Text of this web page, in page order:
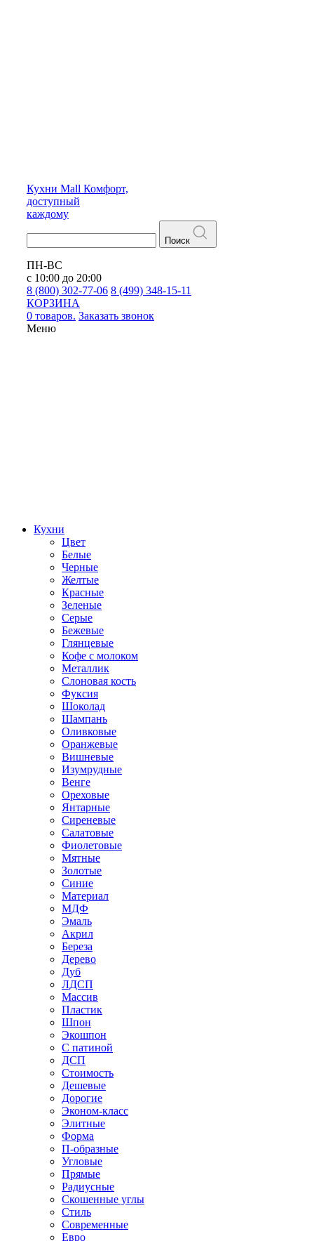
Кухни Mall Комфорт,
доступный
каждому
Поиск
ПН-ВС
с 10:00 до 20:00
8 (800) 302-77-06 8 (499) 348-15-11
КОРЗИНА
0 товаров. Заказать звонок
Меню
Кухни
Цвет
Белые
Черные
Желтые
Красные
Зеленые
Серые
Бежевые
Глянцевые
Кофе с молоком
Металлик
Слоновая кость
Фуксия
Шоколад
Шампань
Оливковые
Оранжевые
Вишневые
Изумрудные
Венге
Ореховые
Янтарные
Сиреневые
Салатовые
Фиолетовые
Мятные
Золотые
Синие
Материал
МДФ
Эмаль
Акрил
Береза
Дерево
Дуб
ЛДСП
Массив
Пластик
Шпон
Экошпон
С патиной
ДСП
Стоимость
Дешевые
Дорогие
Эконом-класс
Элитные
Форма
П-образные
Угловые
Прямые
Радиусные
Скошенные углы
Стиль
Современные
Евро